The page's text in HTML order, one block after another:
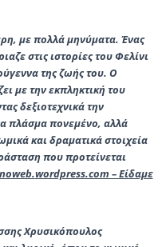
με πολλά μηνύματα. Ένας
στις ιστορίες του Φελίνι
της ζωής του. Ο
με την εκπληκτική του
δεξιοτεχνικά την
πλάσμα πονεμένο, αλλά
και δραματικά στοιχεία
που προτείνεται
wordpress.com – Είδαμε
Χρυσικόπουλος